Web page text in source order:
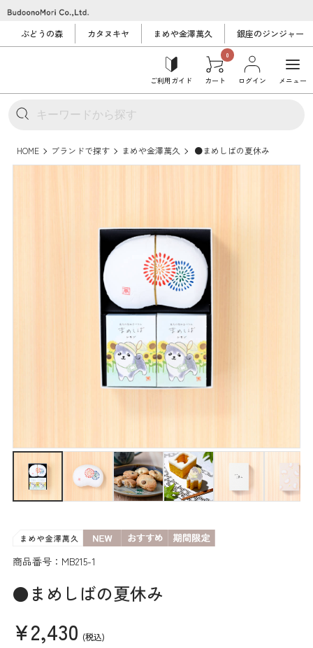
ぶどうの森 カタヌキヤ まめや金澤萬久 銀座のジンジャー
ご利用ガイド
0
カート ログイン メニュー
HOME ブランドで探す まめや金澤萬久 ●まめしばの夏休み
商品番号：MB215-1
●まめしばの夏休み
¥2,430 (税込)